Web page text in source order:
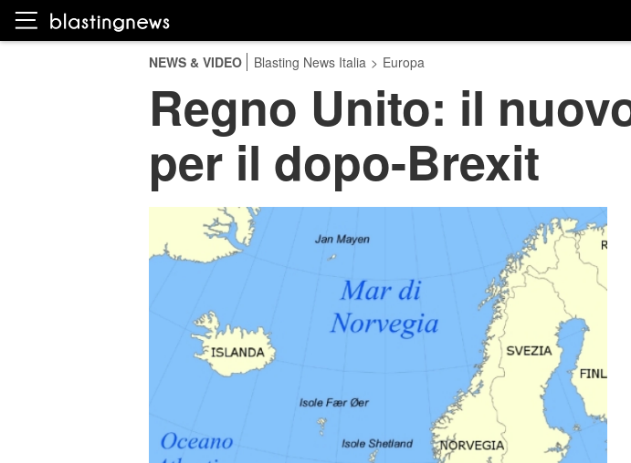
NEWS & VIDEO Blasting News Italia > Europa
Regno Unito: il
per il dopo-Brexit